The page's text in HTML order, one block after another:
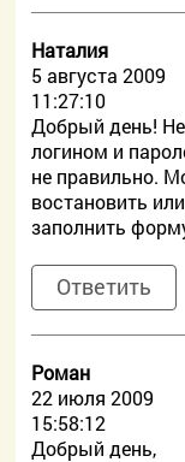
Наталия
5 августа 2009
11:27:10
Добрый день!
логином и
не правильно.
востановить
заполнить
Ответить
Роман
22 июля 2009
15:58:12
Добрый день,